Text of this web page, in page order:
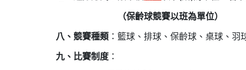
（保齡球競賽以班為單位）
八、競賽種類 ：籃球、排球、保齡球、桌球、羽
九、比賽制度 ：